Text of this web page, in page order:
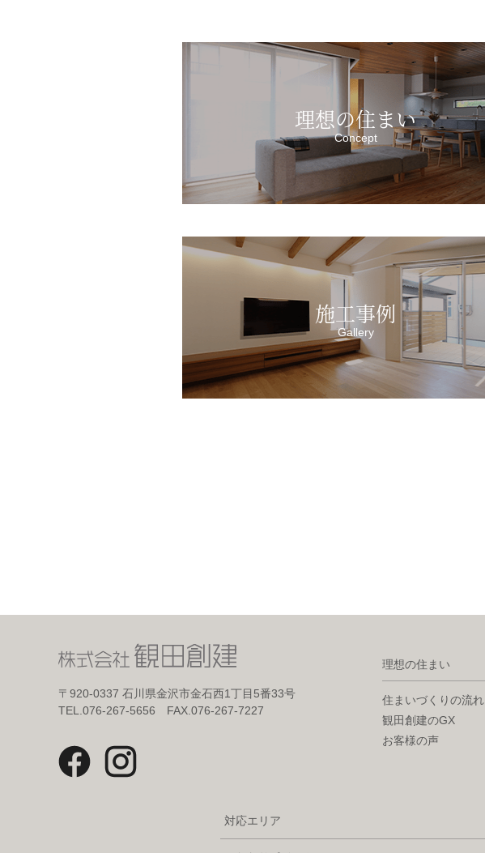
理想の住まい
Concept
施工事例
Gallery
〒920-0337 石川県金沢市金石西1丁目5番33号
TEL.076-267-5656 FAX.076-267-7227
理想の住まい
住まいづくりの流れ
観田創建のGX
お客様の声
対応エリア